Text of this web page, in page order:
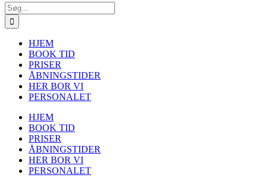
Søg
efter:
HJEM
BOOK TID
PRISER
ÅBNINGSTIDER
HER BOR VI
PERSONALET
HJEM
BOOK TID
PRISER
ÅBNINGSTIDER
HER BOR VI
PERSONALET